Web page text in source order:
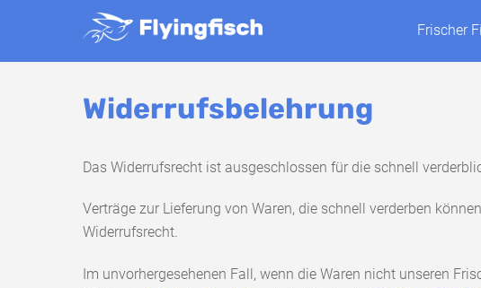
Frischer
Widerrufsbelehrung
Das Widerrufsrecht ist ausgeschlossen für die schnell
Verträge zur Lieferung von Waren, die schnell verderben
Widerrufsrecht.
Im unvorhergesehenen Fall, wenn die Waren nicht unseren